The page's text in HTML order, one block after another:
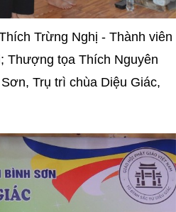
Trừng Nghị - Thành viên
Thượng tọa Thích Nguyên
Trụ trì chùa Diệu Giác,